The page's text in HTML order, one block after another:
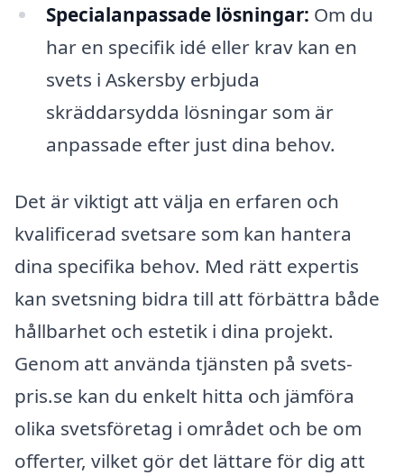
Specialanpassade lösningar: Om du
har en specifik idé eller krav kan en
svets i Askersby erbjuda
skräddarsydda lösningar som är
anpassade efter just dina behov.
Det är viktigt att välja en erfaren och
kvalificerad svetsare som kan hantera
dina specifika behov. Med rätt expertis
kan svetsning bidra till att förbättra både
hållbarhet och estetik i dina projekt.
Genom att använda tjänsten på svets-
pris.se kan du enkelt hitta och jämföra
olika svetsföretag i området och be om
offerter, vilket gör det lättare för dig att